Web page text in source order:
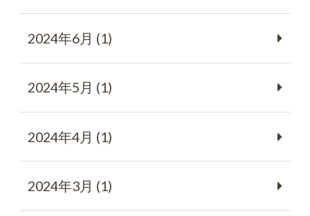
2024年6月 (1)
2024年5月 (1)
2024年4月 (1)
2024年3月 (1)